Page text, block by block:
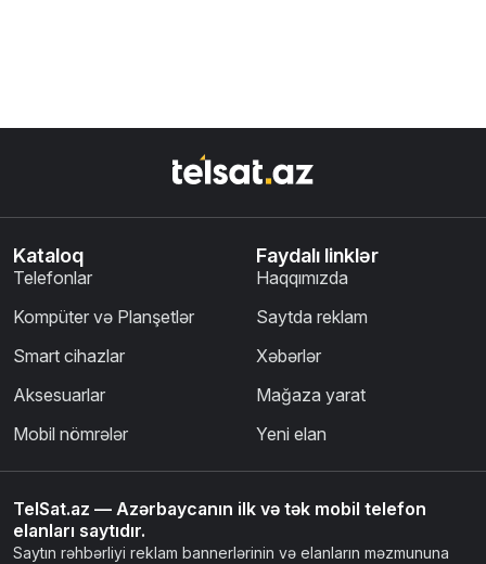
Kataloq
Telefonlar
Kompüter və Planşetlər
Smart cihazlar
Aksesuarlar
Mobil nömrələr
Faydalı linklər
Haqqımızda
Saytda reklam
Xəbərlər
Mağaza yarat
Yeni elan
TelSat.az — Azərbaycanın ilk və tək mobil telefon
elanları saytıdır.
Saytın rəhbərliyi reklam bannerlərinin və elanların məzmununa